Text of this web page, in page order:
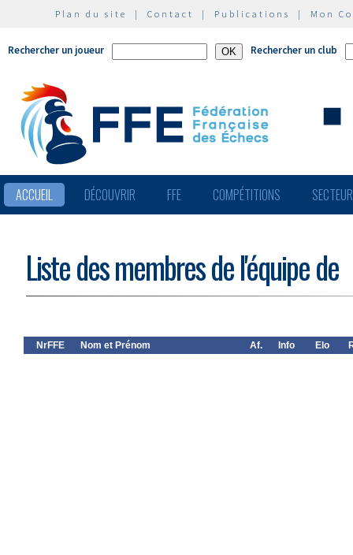
Plan du site | Contact | Publications | Mon
Rechercher un joueur Rechercher un club
ACCUEIL DÉCOUVRIR FFE COMPÉTITIONS
Liste des membres de l'équipe de
NrFFE Nom et Prénom Af. Info Elo